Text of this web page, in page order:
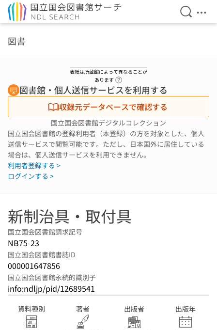
検索を
メ
図書
表紙は所蔵館によって異なることが
あります
図書館・個人送信サービスを利用する
収録元データベースで確認する
国立国会図書館デジタルコレクション
国立国会図書館の登録利用者（本登録）の方を対象とした、個人
送信サービスで閲覧可能です。ただし、日本国外に居住している
場合は、個人送信サービスを利用できません。
利用者登録する >
ログインする >
新制治具・取付具
国立国会図書館請求記号
NB75-23
国立国会図書館書誌ID
000001647856
国立国会図書館永続的識別子
info:ndljp/pid/12689541
資料種別 著者 出版者 出版年